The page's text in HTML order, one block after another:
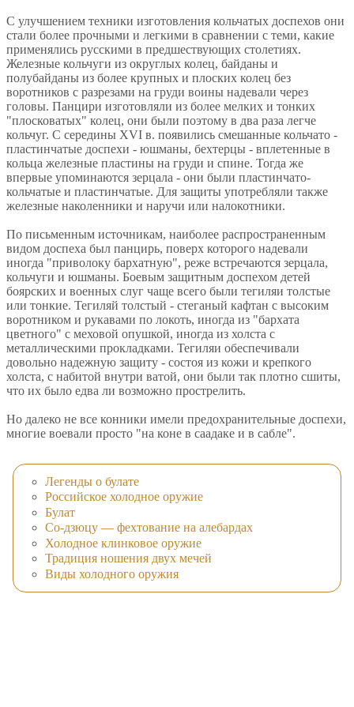
С улучшением техники изготовления кольчатых доспехов они
стали более прочными и легкими в сравнении с теми, какие
применялись русскими в предшествующих столетиях.
Железные кольчуги из округлых колец, байданы и
полубайданы из более крупных и плоских колец без
воротников с разрезами на груди воины надевали через
головы. Панцири изготовляли из более мелких и тонких
"плосковатых" колец, они были поэтому в два раза легче
кольчуг. С середины XVI в. появились смешанные кольчато -
пластинчатые доспехи - юшманы, бехтерцы - вплетенные в
кольца железные пластины на груди и спине. Тогда же
впервые упоминаются зерцала - они были пластинчато-
кольчатые и пластинчатые. Для защиты употребляли также
железные наколенники и наручи или налокотники.
По письменным источникам, наиболее распространенным
видом доспеха был панцирь, поверх которого надевали
иногда "приволоку бархатную", реже встречаются зерцала,
кольчуги и юшманы. Боевым защитным доспехом детей
боярских и военных слуг чаще всего были тегиляи толстые
или тонкие. Тегиляй толстый - стеганый кафтан с высоким
воротником и рукавами по локоть, иногда из "бархата
цветного" с меховой опушкой, иногда из холста с
металлическими прокладками. Тегиляи обеспечивали
довольно надежную защиту - состоя из кожи и крепкого
холста, с набитой внутри ватой, они были так плотно сшиты,
что их было едва ли возможно прострелить.
Но далеко не все конники имели предохранительные доспехи,
многие воевали просто "на коне в саадаке и в сабле".
Легенды о булате
Российское холодное оружие
Булат
Со-дзюцу — фехтование на алебардах
Холодное клинковое оружие
Традиция ношения двух мечей
Виды холодного оружия